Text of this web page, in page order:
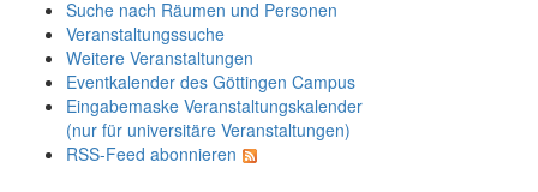
Suche nach Räumen und Personen
Veranstaltungssuche
Weitere Veranstaltungen
Eventkalender des Göttingen Campus
Eingabemaske Veranstaltungskalender
(nur für universitäre Veranstaltungen)
RSS-Feed abonnieren